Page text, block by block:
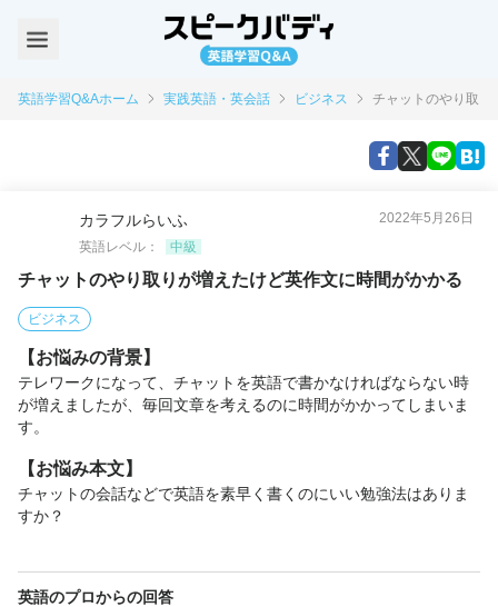
英語学習Q&Aホーム 実践英語・英会話 ビジネス チャットのやり取り
カラフルらいふ
2022年5月26日
英語レベル：
中級
チャットのやり取りが増えたけど英作文に時間がかかる
ビジネス
【お悩みの背景】
テレワークになって、チャットを英語で書かなければならない時
が増えましたが、毎回文章を考えるのに時間がかかってしまいま
す。
【お悩み本文】
チャットの会話などで英語を素早く書くのにいい勉強法はありま
すか？
英語のプロからの回答